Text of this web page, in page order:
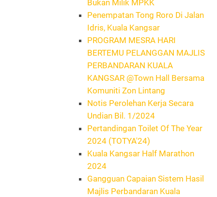
Bukan Milik MPKK
Penempatan Tong Roro Di Jalan
Idris, Kuala Kangsar
PROGRAM MESRA HARI
BERTEMU PELANGGAN MAJLIS
PERBANDARAN KUALA
KANGSAR @Town Hall Bersama
Komuniti Zon Lintang
Notis Perolehan Kerja Secara
Undian Bil. 1/2024
Pertandingan Toilet Of The Year
2024 (TOTYA'24)
Kuala Kangsar Half Marathon
2024
Gangguan Capaian Sistem Hasil
Majlis Perbandaran Kuala